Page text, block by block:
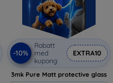
-10%
Rabatt
med
kupong
EXTRA10
3mk Pure Matt protective glass